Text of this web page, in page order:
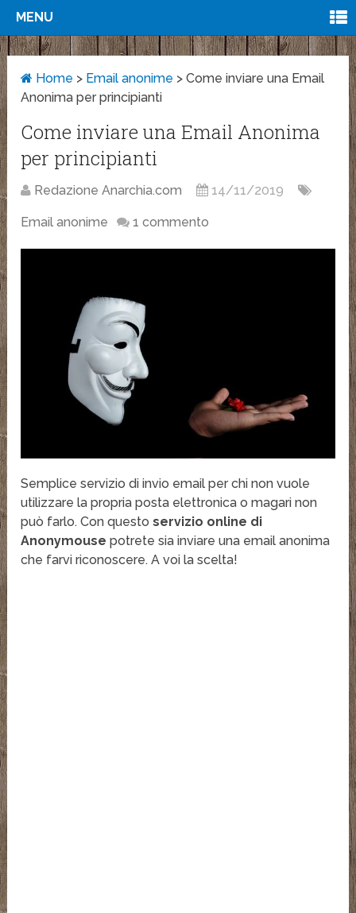
MENU
Home > Email anonime >Come inviare una Email
Anonima per principianti
Come inviare una Email Anonima
per principianti
Redazione Anarchia.com 14/11/2019
Email anonime 1 commento
Semplice servizio di invio email per chi non vuole
utilizzare la propria posta elettronica o magari non
può farlo. Con questoservizio online di
Anonymouse potrete sia inviare una email anonima
che farvi riconoscere. A voi la scelta!